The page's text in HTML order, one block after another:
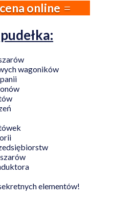
online
wagoników
elementów!